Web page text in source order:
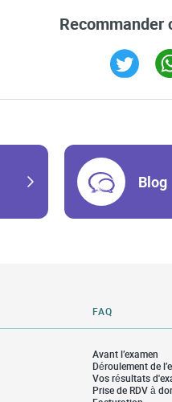
Recommander
Blog
FAQ
Avant l’examen
Déroulement de
Vos résultats
Prise de RDV à